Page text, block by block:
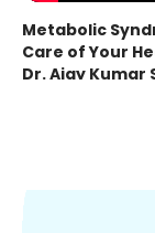
Metabolic
Care of Your
Dr. Ajay Kumar